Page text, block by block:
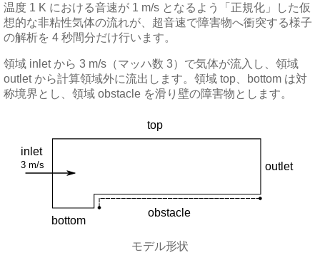
温度 1 K における音速が 1 m/s となるよう「正規化」した仮
想的な非粘性気体の流れが、超音速で障害物へ衝突する様子
の解析を 4 秒間分だけ行います。
領域 inlet から 3 m/s（マッハ数 3）で気体が流入し、領域
outlet から計算領域外に流出します。領域 top、bottom は対
称境界とし、領域 obstacle を滑り壁の障害物とします。
モデル形状